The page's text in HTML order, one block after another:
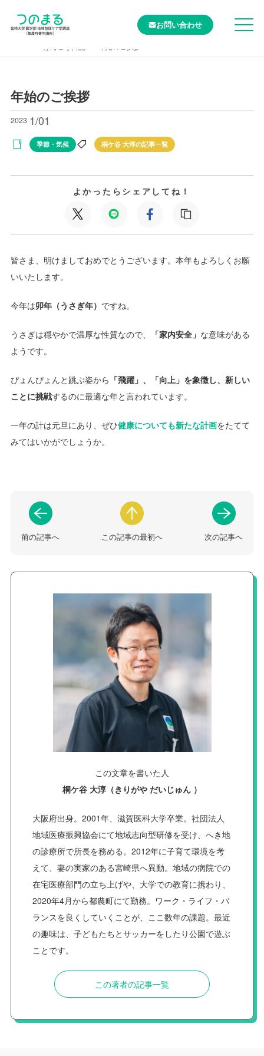
お問い合わせ
年始のご挨拶
2023 1/01
季節・気候 桐ケ谷 大淳の記事一覧
よかったらシェアしてね！
皆さま、明けましておめでとうございます。本年もよろしくお願
いいたします。
今年は卯年（うさぎ年） ですね。
うさぎは穏やかで温厚な性質なので、 「家内安全」 な意味がある
ようです。
ぴょんぴょんと跳ぶ姿から 「飛躍」、「向上」を象徴し、新しい
ことに挑戦するのに最適な年と言われています。
一年の計は元旦にあり、ぜひ健康についても新たな計画をたてて
みてはいかがでしょうか。
前の記事へ この記事の最初へ 次の記事へ
この文章を書いた人
桐ケ谷 大淳（きりがや だいじゅん ）
大阪府出身。2001年、滋賀医科大学卒業。社団法人
地域医療振興協会にて地域志向型研修を受け、へき地
の診療所で所長を務める。2012年に子育て環境を考
えて、妻の実家のある宮崎県へ異動。地域の病院での
在宅医療部門の立ち上げや、大学での教育に携わり、
2020年4月から都農町にて勤務。ワーク・ライフ・バ
ランスを良くしていくことが、ここ数年の課題。最近
の趣味は、子どもたちとサッカーをしたり公園で遊ぶ
ことです。
この著者の記事一覧